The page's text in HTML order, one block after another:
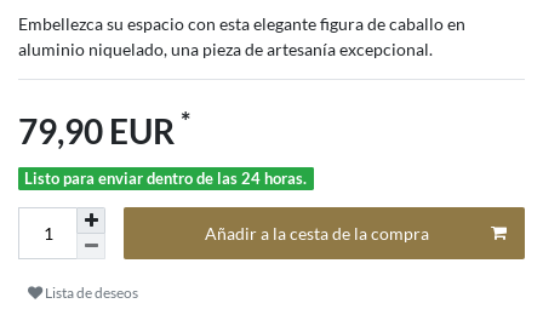
Embellezca su espacio con esta elegante figura de caballo en
aluminio niquelado, una pieza de artesanía excepcional.
79,90 EUR *
Listo para enviar dentro de las 24 horas.
Añadir a la cesta de la compra
Lista de deseos